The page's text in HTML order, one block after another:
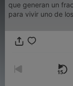
que generan un
para vivir uno de
nuestra aplicación